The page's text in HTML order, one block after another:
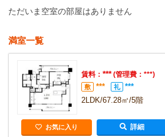
ただいま空室の部屋はありません
満室一覧
賃料： ***(管理費：***)
敷 *** 礼
***
2LDK/67.28㎡/5階
お気に入り 詳細